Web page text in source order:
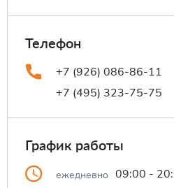
Телефон
+7 (926) 086-86-11
+7 (495) 323-75-75
График работы
ежедневно 09:00 -